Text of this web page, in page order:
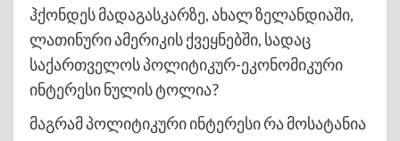
ჰქონდეს მადაგასკარზე, ახალ ზელანდიაში,
ლათინური ამერიკის ქვეყნებში, სადაც
საქართველოს პოლიტიკურ-ეკონომიკური
ინტერესი ნულის ტოლია?
მაგრამ პოლიტიკური ინტერესი რა მოსატანია